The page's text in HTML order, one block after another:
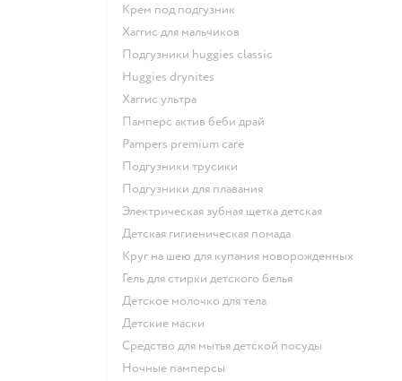
крем под подгузник
хаггис для мальчиков
подгузники huggies classic
huggies drynites
хаггис ультра
памперс актив беби драй
pampers premium care
подгузники трусики
подгузники для плавания
электрическая зубная щетка детская
детская гигиеническая помада
круг на шею для купания новорожденных
гель для стирки детского белья
детское молочко для тела
детские маски
средство для мытья детской посуды
ночные памперсы